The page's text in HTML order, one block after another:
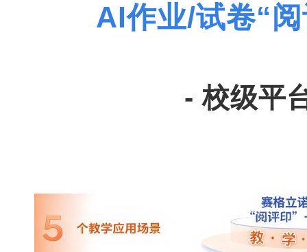
AI作业/试卷“
- 校级平